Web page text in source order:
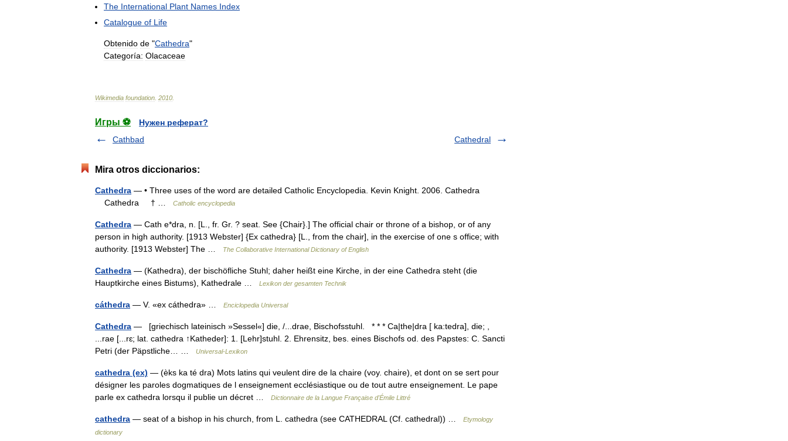
The International Plant Names Index
Catalogue of Life
Obtenido de "Cathedra"
Categoría: Olacaceae
Wikimedia foundation 2010
Игры ⚽
Нужен реферат?
Cathbad
Cathedral
Mira otros diccionarios:
Cathedra — • Three uses of the word are detailed Catholic Encyclopedia. Kevin Knight. 2006. Cathedra
Cathedra † …
Catholic encyclopedia
Cathedra — Cath e*dra, n. [L., fr. Gr. ? seat. See {Chair}.] The official chair or throne of a bishop, or of any
person in high authority. [1913 Webster] {Ex cathedra} [L., from the chair], in the exercise of one s office; with
authority. [1913 Webster] The …
The Collaborative International Dictionary of English
Cathedra — (Kathedra), der bischöfliche Stuhl; daher heißt eine Kirche, in der eine Cathedra steht (die
Hauptkirche eines Bistums), Kathedrale …
Lexikon der gesamten Technik
cáthedra — V. «ex cáthedra» … Enciclopedia Universal
Cathedra — [griechisch lateinisch »Sessel«] die, /...drae, Bischofsstuhl. * * * Ca|the|dra [ ka:tedra], die; ,
...rae [...rɛ; lat. cathedra ↑Katheder]: 1. [Lehr]stuhl. 2. Ehrensitz, bes. eines Bischofs od. des Papstes: C. Sancti
Petri (der Päpstliche… …
Universal-Lexikon
cathedra (ex) — (èks ka té dra) Mots latins qui veulent dire de la chaire (voy. chaire), et dont on se sert pour
désigner les paroles dogmatiques de l enseignement ecclésiastique ou de tout autre enseignement. Le pape
parle ex cathedra lorsqu il publie un décret …
Dictionnaire de la Langue Française d'Émile Littré
cathedra — seat of a bishop in his church, from L. cathedra (see CATHEDRAL (Cf. cathedral)) …
Etymology
dictionary